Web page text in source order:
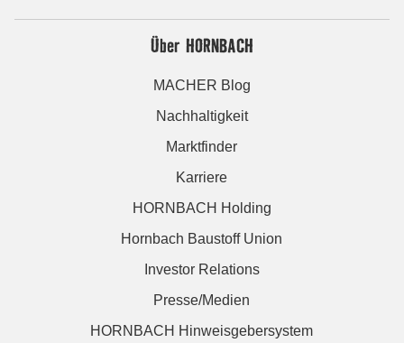
Über HORNBACH
MACHER Blog
Nachhaltigkeit
Marktfinder
Karriere
HORNBACH Holding
Hornbach Baustoff Union
Investor Relations
Presse/Medien
HORNBACH Hinweisgebersystem